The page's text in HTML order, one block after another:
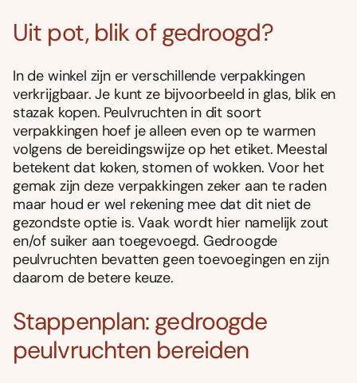
Uit pot, blik of gedroogd?
In de winkel zijn er verschillende verpakkingen
verkrijgbaar. Je kunt ze bijvoorbeeld in glas, blik en
stazak kopen. Peulvruchten in dit soort
verpakkingen hoef je alleen even op te warmen
volgens de bereidingswijze op het etiket. Meestal
betekent dat koken, stomen of wokken. Voor het
gemak zijn deze verpakkingen zeker aan te raden
maar houd er wel rekening mee dat dit niet de
gezondste optie is. Vaak wordt hier namelijk zout
en/of suiker aan toegevoegd. Gedroogde
peulvruchten bevatten geen toevoegingen en zijn
daarom de betere keuze.
Stappenplan: gedroogde
peulvruchten bereiden